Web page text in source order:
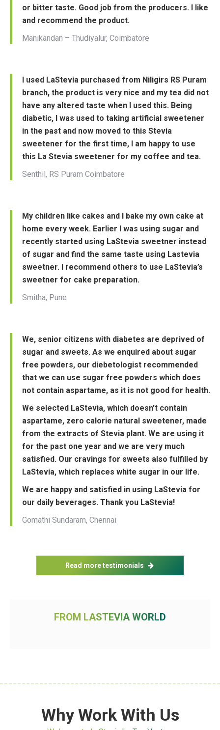
or bitter taste. Good job from the producers. I like
and recommend the product.
Manikandan – Thudiyalur, Coimbatore
I used LaStevia purchased from Niligirs RS Puram
branch, the product is very nice and my tea did not
have any altered taste when I used this. Being
diabetic, I was used to taking artificial sweetener
in the past and now moved to this Stevia
sweetener for the first time, I am happy to use
this La Stevia sweetener for my coffee and tea.
Senthil, RS Puram Coimbatore
My children like cakes and I bake my own cake at
home every week. Earlier I was using sugar and
recently started using LaStevia sweetner instead
of sugar and find the same taste using Lastevia
sweetner. I recommend others to use LaStevia’s
sweetner for cake preparation.
Smitha, Pune
We, senior citizens with diabetes are deprived of
sugar and sweets. As we enquired about sugar
free powders, our diebetologist recommended
that we can use sugar free powders which does
not contain aspartame, as it is not good for health.
We selected LaStevia, which doesn’t contain
aspartame, zero calorie natural sweetener, made
from the extracts of Stevia plant. We are using it
for the past one year and we are very much
satisfied. Our cravings for sweets also fulfilled by
LaStevia, which replaces white sugar in our life.
We are happy and satisfied in using LaStevia for
our daily beverages. Thank you LaStevia!
Gomathi Sundaram, Chennai
Read more testimonials
FROM LASTEVIA WORLD
Why Work With Us